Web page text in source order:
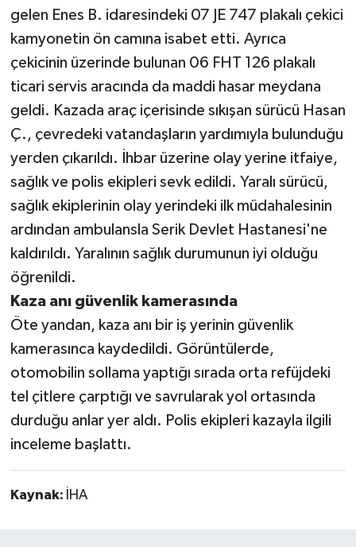
gelen Enes B. idaresindeki 07 JE 747 plakalı çekici
kamyonetin ön camına isabet etti. Ayrıca
çekicinin üzerinde bulunan 06 FHT 126 plakalı
ticari servis aracında da maddi hasar meydana
geldi. Kazada araç içerisinde sıkışan sürücü Hasan
Ç., çevredeki vatandaşların yardımıyla bulunduğu
yerden çıkarıldı. İhbar üzerine olay yerine itfaiye,
sağlık ve polis ekipleri sevk edildi. Yaralı sürücü,
sağlık ekiplerinin olay yerindeki ilk müdahalesinin
ardından ambulansla Serik Devlet Hastanesi'ne
kaldırıldı. Yaralının sağlık durumunun iyi olduğu
öğrenildi.
Kaza anı güvenlik kamerasında
Öte yandan, kaza anı bir iş yerinin güvenlik
kamerasınca kaydedildi. Görüntülerde,
otomobilin sollama yaptığı sırada orta refüjdeki
tel çitlere çarptığı ve savrularak yol ortasında
durduğu anlar yer aldı. Polis ekipleri kazayla ilgili
inceleme başlattı.
Kaynak: İHA